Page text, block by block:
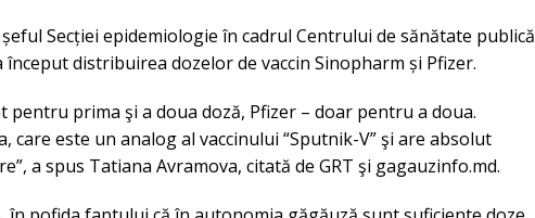
Secției epidemiologie în cadrul Centrului de sănătate publică
distribuirea dozelor de vaccin Sinopharm și Pfizer.
pentru prima şi a doua doză, Pfizer – doar pentru a doua.
care este un analog al vaccinului “Sputnik-V” şi are absolut
a spus Tatiana Avramova, citată de GRT şi gagauzinfo.md.